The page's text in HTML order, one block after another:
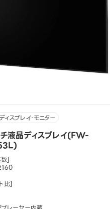
ディスプレイ・モニター
液晶ディスプレイ(FW-
]
比]